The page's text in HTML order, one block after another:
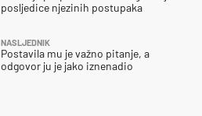
posljedice njezinih postupaka
NASLJEDNIK
Postavila mu je važno pitanje, a
odgovor ju je jako iznenadio